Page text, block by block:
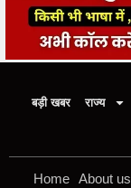
बड़ी खबर राज्य
Home About us